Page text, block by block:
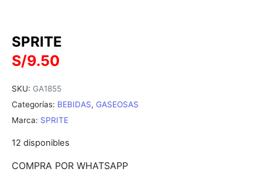
SPRITE
S/9.50
SKU: GA1855
Categorías: BEBIDAS, GASEOSAS
Marca: SPRITE
12 disponibles
COMPRA POR WHATSAPP